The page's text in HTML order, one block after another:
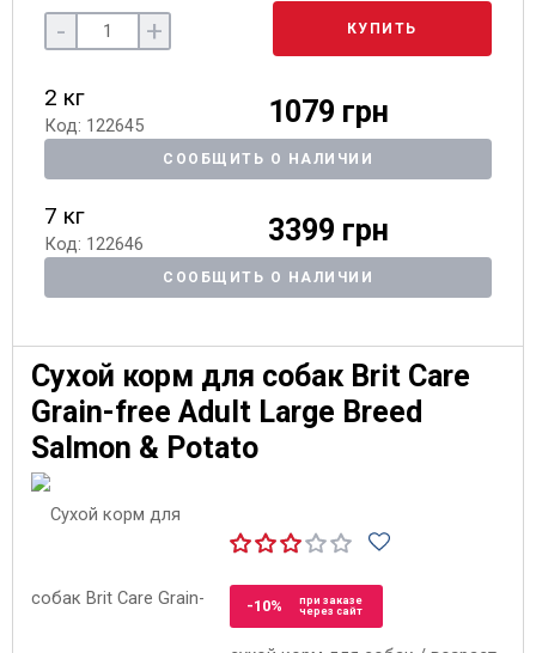
- + КУПИТЬ
2 кг
Код: 122645 1079 грн
СООБЩИТЬ О НАЛИЧИИ
7 кг
Код: 122646 3399 грн
СООБЩИТЬ О НАЛИЧИИ
Сухой корм для собак Brit Care
Grain-free Adult Large Breed
Salmon & Potato
-10%
при заказе
через сайт